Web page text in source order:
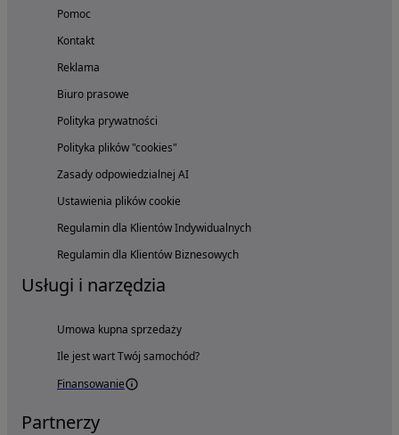
Pomoc
Kontakt
Reklama
Biuro prasowe
Polityka prywatności
Polityka plików "cookies"
Zasady odpowiedzialnej AI
Ustawienia plików cookie
Regulamin dla Klientów Indywidualnych
Regulamin dla Klientów Biznesowych
Usługi i narzędzia
Umowa kupna sprzedaży
Ile jest wart Twój samochód?
Finansowanie
Partnerzy